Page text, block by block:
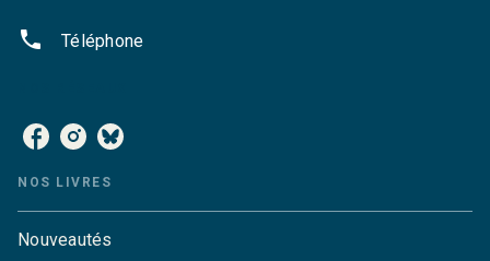
phone Téléphone
NOS LIVRES
Nouveautés